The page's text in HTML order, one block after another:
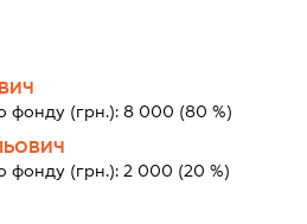
фонду (грн.): 8 000 (80 %)
фонду (грн.): 2 000 (20 %)